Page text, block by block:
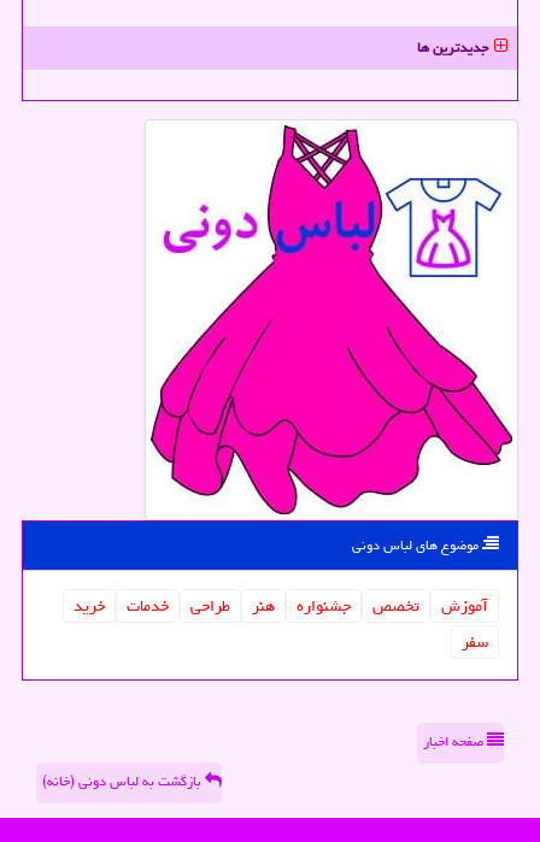
جدیدترین ها
موضوع های لباس دونی
آموزش تخصص جشنواره هنر طراحی خدمات
خرید
سفر
صفحه اخبار
بازگشت به لباس دونی (خانه)